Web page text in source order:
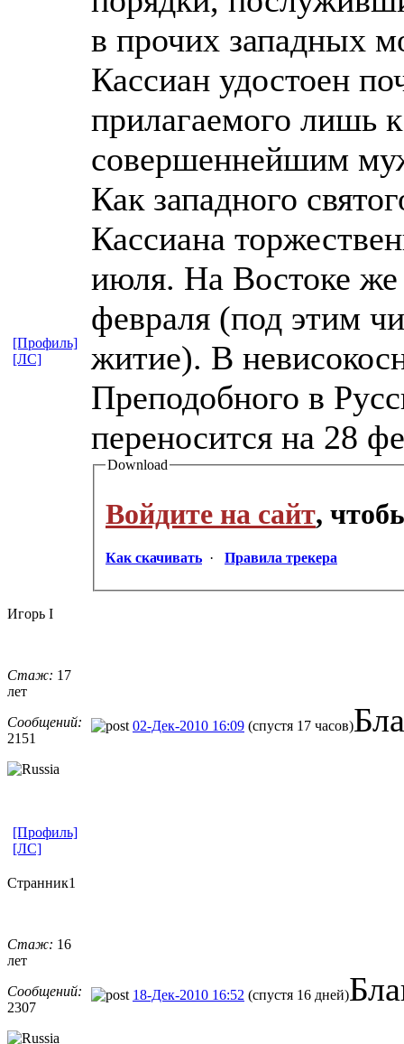
в прочих западных
Кассиан удостоен
прилагаемого
совершеннейшим
Как западного
Кассиана
июля. На Востоке
февраля (под этим
житие). В
Преподобного в
переносится на 28
Download
Войдите на сайт,
Как скачивать · Правила трекера
[Профиль]
[ЛС]
Игорь I
Стаж: 17
лет
Сообщений:
2151
02-Дек-2010 16:09 (спустя 17 часов)
[Профиль]
[ЛС]
Странник1
Стаж: 16
лет
Сообщений:
2307
18-Дек-2010 16:52 (спустя 16 дней)